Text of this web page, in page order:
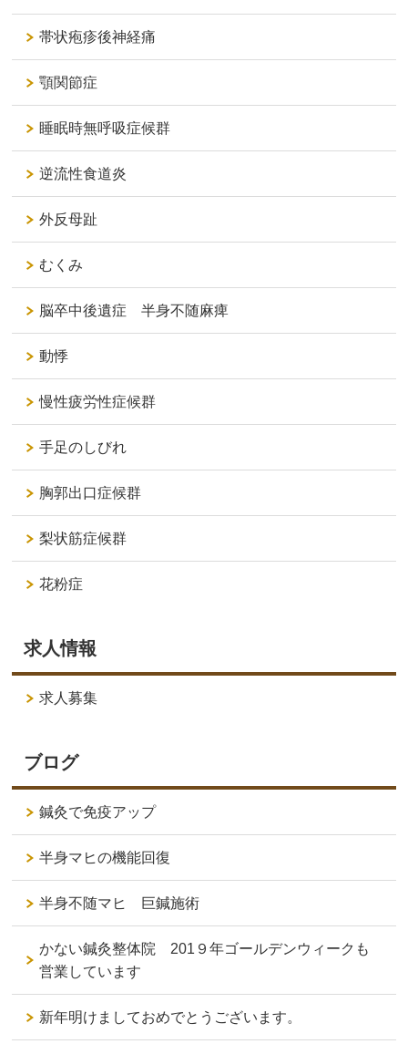
帯状疱疹後神経痛
顎関節症
睡眠時無呼吸症候群
逆流性食道炎
外反母趾
むくみ
脳卒中後遺症 半身不随麻痺
動悸
慢性疲労性症候群
手足のしびれ
胸郭出口症候群
梨状筋症候群
花粉症
求人情報
求人募集
ブログ
鍼灸で免疫アップ
半身マヒの機能回復
半身不随マヒ 巨鍼施術
かない鍼灸整体院 201９年ゴールデンウィークも
営業しています
新年明けましておめでとうございます。